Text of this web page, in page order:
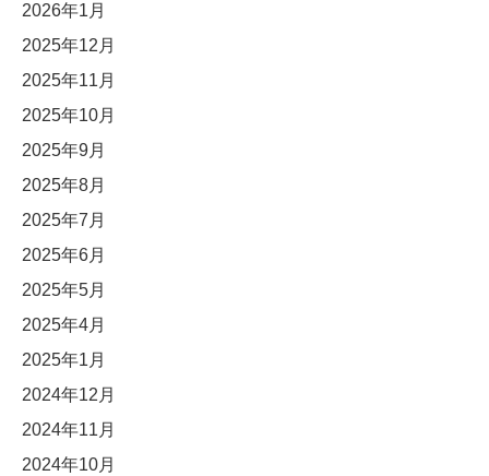
2026年1月
2025年12月
2025年11月
2025年10月
2025年9月
2025年8月
2025年7月
2025年6月
2025年5月
2025年4月
2025年1月
2024年12月
2024年11月
2024年10月